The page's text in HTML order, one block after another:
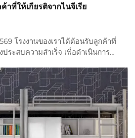
าที่ให้เกียรติจากไนจีเรีย
โรงงานของเราได้ต้อนรับลูกค้าที่
ประสบความสำเร็จ เพื่อดำเนินการ
ด้วยฐานะผู้ผลิตเฟอร์นิเจอร์หอพัก
ร์โรงแรม และเฟอร์นิเจอร์สนับสนุน
เราได้ให้บริการโครงการก่อสร้าง
ำนวนมากมาอย่างยาวนาน...